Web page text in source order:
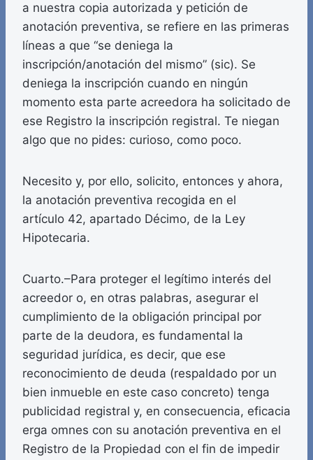
a nuestra copia autorizada y petición de
anotación preventiva, se refiere en las primeras
líneas a que “se deniega la
inscripción/anotación del mismo” (sic). Se
deniega la inscripción cuando en ningún
momento esta parte acreedora ha solicitado de
ese Registro la inscripción registral. Te niegan
algo que no pides: curioso, como poco.
Necesito y, por ello, solicito, entonces y ahora,
la anotación preventiva recogida en el
artículo 42, apartado Décimo, de la Ley
Hipotecaria.
Cuarto.–Para proteger el legítimo interés del
acreedor o, en otras palabras, asegurar el
cumplimiento de la obligación principal por
parte de la deudora, es fundamental la
seguridad jurídica, es decir, que ese
reconocimiento de deuda (respaldado por un
bien inmueble en este caso concreto) tenga
publicidad registral y, en consecuencia, eficacia
erga omnes con su anotación preventiva en el
Registro de la Propiedad con el fin de impedir